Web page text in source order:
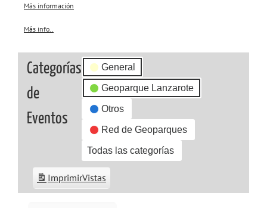
Más información
Más info..
Categorías
de
Eventos
General
Geoparque Lanzarote
Otros
Red de Geoparques
Todas las categorías
ImprimirVistas